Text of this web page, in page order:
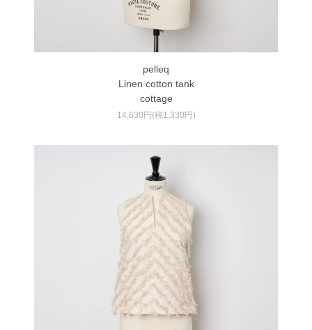
pelleq
Linen cotton tank
cottage
14,630円(税1,330円)